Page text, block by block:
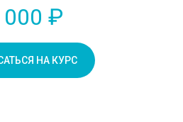
000 ₽
НА КУРС